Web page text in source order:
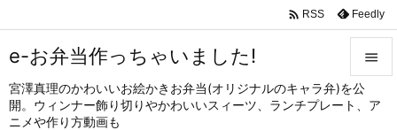
e-お弁当作っちゃいました!
宮澤真理のかわいいお絵かきお弁当(オリジナルのキャラ弁)を公
開。ウィンナー飾り切りやかわいいスィーツ、ランチプレート、ア
ニメや作り方動画も


メニュ
 RSS Feedly